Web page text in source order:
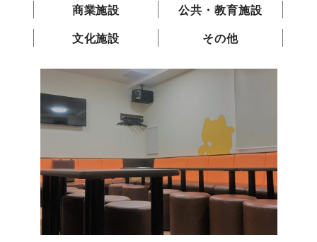
商業施設
公共・教育施設
文化施設
その他